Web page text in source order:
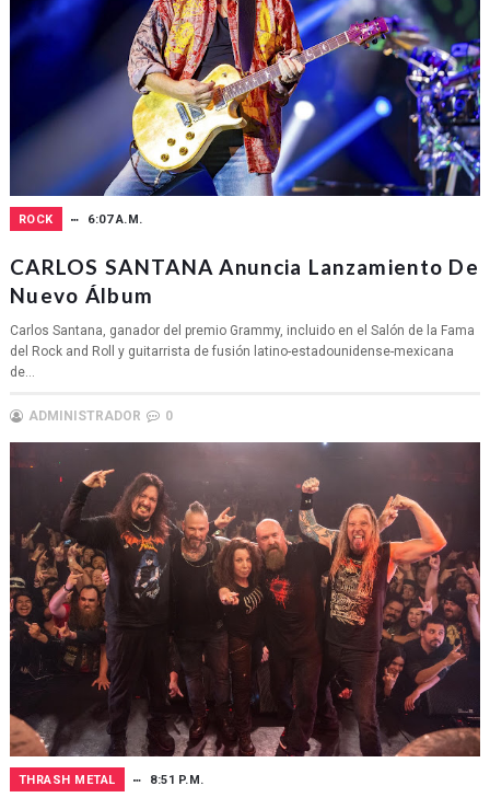
ROCK 6:07 A.M.
CARLOS SANTANA Anuncia Lanzamiento De
Nuevo Álbum
Carlos Santana, ganador del premio Grammy, incluido en el Salón de la Fama
del Rock and Roll y guitarrista de fusión latino-estadounidense-mexicana
de...
ADMINISTRADOR 0
THRASH METAL 8:51 P.M.